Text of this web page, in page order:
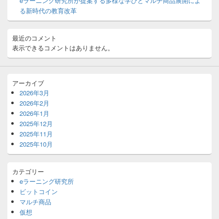
る新時代の教育改革
最近のコメント
表示できるコメントはありません。
アーカイブ
2026年3月
2026年2月
2026年1月
2025年12月
2025年11月
2025年10月
カテゴリー
eラーニング研究所
ビットコイン
マルチ商品
仮想